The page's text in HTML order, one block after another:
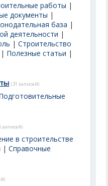
работы |
документы |
база |
деятельности |
|Строительство
| Полезные статьи |
(31 записей)
записей)
в строительстве
|Справочные